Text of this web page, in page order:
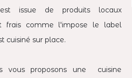
issue de produits locaux
frais comme l'impose le label
cuisiné sur place.
vous proposons une cuisine